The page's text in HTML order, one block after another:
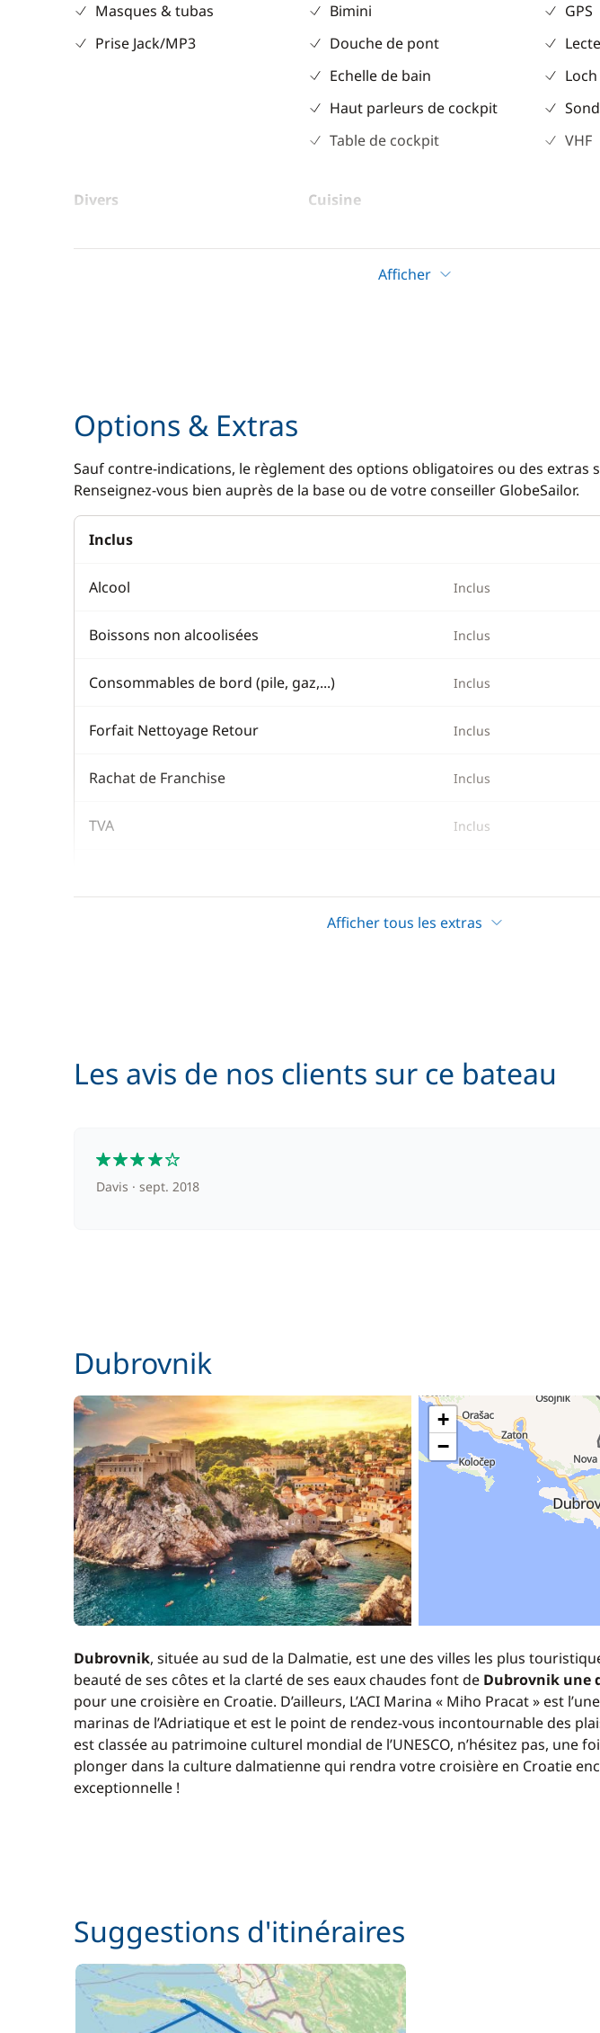
Masques & tubas
Prise Jack/MP3
Bimini
Douche de pont
Echelle de bain
Haut parleurs de cockpit
Table de cockpit
GPS
VHF
Divers
Cuisine
Afficher
Options & Extras
Sauf contre-indications, le règlement des options obligatoires ou des extras
Renseignez-vous bien auprès de la base ou de votre conseiller GlobeSailor.
Inclus
Alcool Inclus
Boissons non alcoolisées Inclus
Consommables de bord (pile, gaz,...) Inclus
Forfait Nettoyage Retour Inclus
Rachat de Franchise Inclus
TVA Inclus
Afficher tous les extras
Les avis de nos clients sur ce bateau
Davis sept. 2018
Dubrovnik
+
−
Dubrovnik, située au sud de la Dalmatie, est une des villes les plus
beauté de ses côtes et la clarté de ses eaux chaudes font de Dubrovnik une
pour une croisière en Croatie. D’ailleurs, L’ACI Marina « Miho Pracat » est
marinas de l’Adriatique et est le point de rendez-vous incontournable des
est classée au patrimoine culturel mondial de l’UNESCO, n’hésitez pas, une
plonger dans la culture dalmatienne qui rendra votre croisière en Croatie
exceptionnelle !
Suggestions d'itinéraires